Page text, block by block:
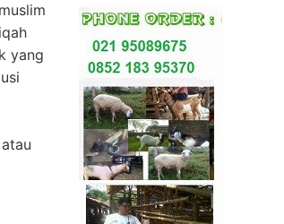
yang